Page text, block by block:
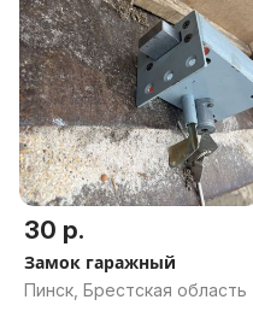
30 р.
Замок гаражный
Пинск, Брестская область